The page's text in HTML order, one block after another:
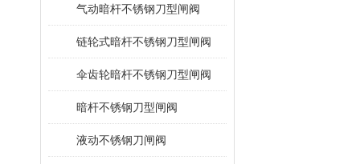
气动暗杆不锈钢刀型闸阀
链轮式暗杆不锈钢刀型闸阀
伞齿轮暗杆不锈钢刀型闸阀
暗杆不锈钢刀型闸阀
液动不锈钢刀闸阀